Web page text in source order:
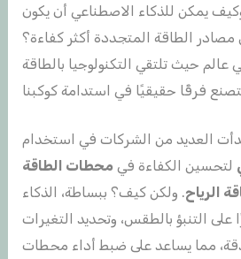
يمكن للذكاء الاصطناعي أن يكون
الطاقة المتجددة أكثر كفاءة؟
حيث تلتقي التكنولوجيا بالطاقة
العديد من الشركات في استخدام
لتحسين الكفاءة في محطات الطاقة
الرياح. ولكن كيف؟ ببساطة، الذكاء
على التنبؤ بالطقس، وتحديد التغيرات
مما يساعد على ضبط أداء محطات